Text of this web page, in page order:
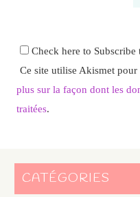
Check here to
Ce site utilise Akismet
plus sur la façon dont les
traitées.
CATÉGORIES